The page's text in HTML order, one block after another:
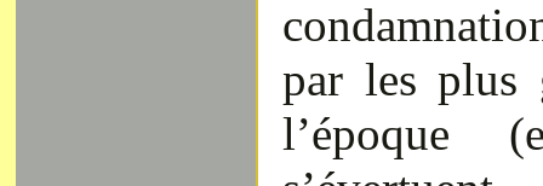
par les plus
l’époque